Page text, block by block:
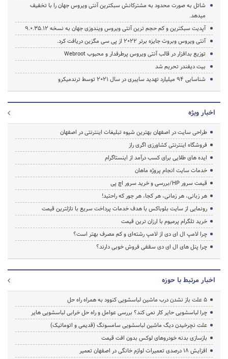
شاتل به صورت محدود به مشترکانش سبکترین آنتی ویروس جهان را با تخفیف
میدهد.
آپدیت سبکترین و کم حجم ترین آنتی ویروس ویندوزی جهان به نسخه 9.0.35.12
آنتی ویروس وبروت جایزه برتر 2022 از پی سی مگزین دریافت کرد.
توزیع بدافزار در قالب آنتی ویروس پرطرفدار و محبوب Webroot
بیت دیفندر تحریم شد
شناسایی 94 میلیارد تهدید سایبری در سال 2021 توسط ترندمیکرو
اخبار ویژه
طراحی سایت در اصفهان بهترین شیوه تبلیغات اینترنتی در اصفهان
فروشگاه اینترنتی کشاورزی اگری راز
ایده های طلایی برای کسب درآمد از اینستاگرام
خدمات سایت انجام پروژه ماهان
قیمت سرور HP/بررسی و خرید سرور اچ پی
هر زبانی، هر زمانی، هر کجا، هر جور که راحتید!
رونمایی از سایت بلوباکس با هدف خدمات پرداخت سریع با نازلترین قیمت
خرید تلگرام پرمیوم با ارزان ترین قیمت
چرا لامپ ال ای دی از لامپ رشته‌ای و کم مصرف بهتر است؟
چرا پنل های ال ای دی سقفی فروش خوبی دارند؟
اخبار مرتبط با حوزه
5 علت باز نشدن درب ماشین لباسشویی کنوود به همراه راه حل
چرا لباسشویی حایر کار نمی کند؟ بررسی عوامل و راه حل خرابی لباسشویی هایر
علت نچرخیدن دیگ ماشین لباسشویی سامسونگ (قدیمی و اتوماتیک)
بازسازی بدنه خودروهای لوکس بدون افت قیمت
افزایش ۱۸ درصدی تعمیرات لوازم خانگی در اصفهان تعمیر